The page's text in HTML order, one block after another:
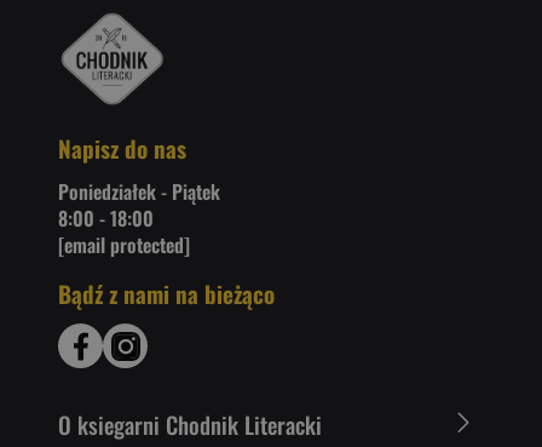
Napisz do nas
Poniedziałek - Piątek
8:00 - 18:00
[email protected]
Bądź z nami na bieżąco
O ksiegarni Chodnik Literacki